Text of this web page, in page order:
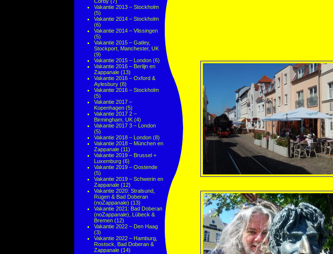
Vakantie 2013 – Stockholm
(5)
Vakantie 2014 – Stockholm
(6)
Vakantie 2014 – Vlissingen
(5)
Vakantie 2015 – Gatley,
Stockport, Manchester, UK
(9)
Vakantie 2015 – London (6)
Vakantie 2016 – Berlijn en
Zappanale (13)
Vakantie 2016 – Oxford &
Aylesbury (8)
Vakantie 2016 – Stockholm
(5)
Vakantie 2017 –
Kopenhagen (5)
Vakantie 2017 2 –
Birmingham, UK (4)
Vakantie 2017 3 – London
(5)
Vakantie 2018 – London (8)
Vakantie 2018 – München en
Zappanale (11)
Vakantie 2019 – Brussel +
Luxemburg (6)
Vakantie 2019 – Oostende
(5)
Vakantie 2019 – Schwerin en
Zappanale (12)
Vakantie 2020: Stralsund,
Rügen & Bad Doberan
(noZappanale) (13)
Vakantie 2021: Bad Doberan
(noZappanale), Lübeck &
Bremen (12)
Vakantie 2022 – Den Haag
(3)
Vakantie 2022 – Hamburg,
Rostock, Bad Doberan &
Zappanale (14)